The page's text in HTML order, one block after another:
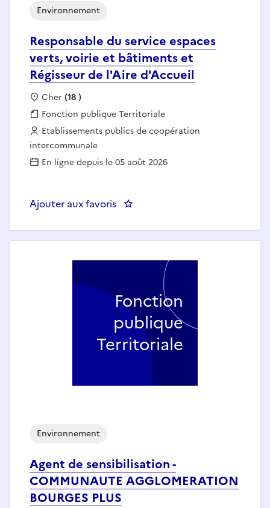
Responsable du service espaces
verts, voirie et bâtiments et
Régisseur de l'Aire d'Accueil
Environnement
Localisation :
Cher (18 )
Fonction publique :
Fonction publique Territoriale
Employeur :
Etablissements publics de coopération
intercommunale
En ligne depuis le 05 août 2026
Ajouter aux favoris : Responsable du service
Agent de sensibilisation -
COMMUNAUTE AGGLOMERATION
BOURGES PLUS
Environnement
Fonction
publique
Territoriale